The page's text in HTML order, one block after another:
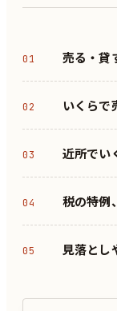
01 売る・貸
02 いくらで
03 近所でい
04 税の特例
05 見落とし